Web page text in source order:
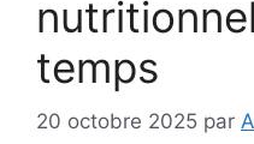
temps
20 octobre 2025 par